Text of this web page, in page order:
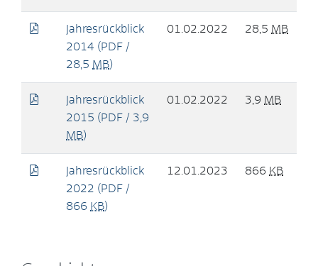
Jahresrückblick
2014 (PDF /
28,5 MB)
01.02.2022 28,5 MB
Jahresrückblick
2015 (PDF / 3,9
MB)
01.02.2022 3,9 MB
Jahresrückblick
2022 (PDF /
866 KB)
12.01.2023 866 KB